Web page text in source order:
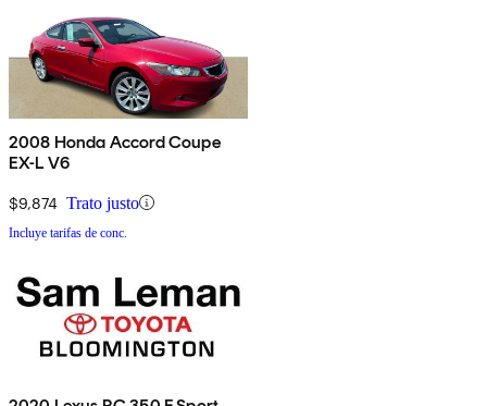
2008 Honda Accord Coupe
EX-L V6
$9,874 Trato justo
Incluye tarifas de conc.